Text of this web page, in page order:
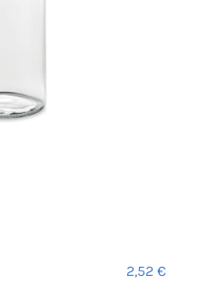
2,52€